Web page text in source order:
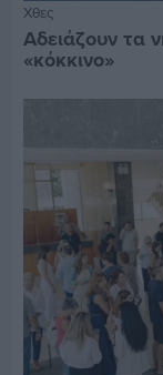
Χθες
Αδειάζουν τα
«κόκκινο»